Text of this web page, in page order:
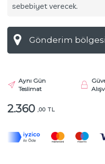
sebebiyet verecek.
Aynı Gün
Teslimat
2.360 ,00 TL